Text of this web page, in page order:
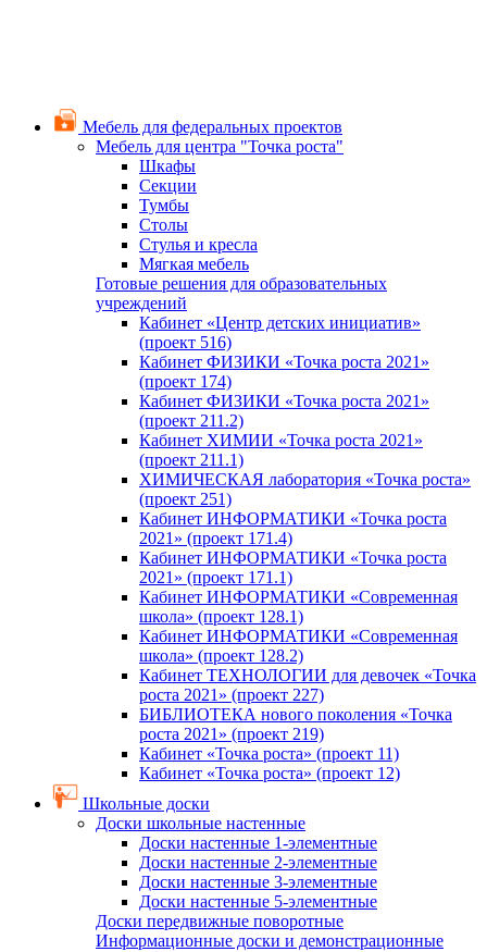
Мебель для федеральных проектов
Мебель для центра "Точка роста"
Шкафы
Секции
Тумбы
Столы
Стулья и кресла
Мягкая мебель
Готовые решения для образовательных
учреждений
Кабинет «Центр детских инициатив»
(проект 516)
Кабинет ФИЗИКИ «Точка роста 2021»
(проект 174)
Кабинет ФИЗИКИ «Точка роста 2021»
(проект 211.2)
Кабинет ХИМИИ «Точка роста 2021»
(проект 211.1)
ХИМИЧЕСКАЯ лаборатория «Точка роста»
(проект 251)
Кабинет ИНФОРМАТИКИ «Точка роста
2021» (проект 171.4)
Кабинет ИНФОРМАТИКИ «Точка роста
2021» (проект 171.1)
Кабинет ИНФОРМАТИКИ «Современная
школа» (проект 128.1)
Кабинет ИНФОРМАТИКИ «Современная
школа» (проект 128.2)
Кабинет ТЕХНОЛОГИИ для девочек «Точка
роста 2021» (проект 227)
БИБЛИОТЕКА нового поколения «Точка
роста 2021» (проект 219)
Кабинет «Точка роста» (проект 11)
Кабинет «Точка роста» (проект 12)
Школьные доски
Доски школьные настенные
Доски настенные 1-элементные
Доски настенные 2-элементные
Доски настенные 3-элементные
Доски настенные 5-элементные
Доски передвижные поворотные
Информационные доски и демонстрационные